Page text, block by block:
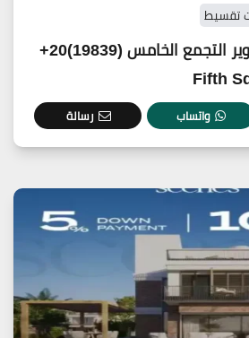
كمبوند فيفث سكوير التجمع الخامس (19839)20+
Fifth
واتساب رسالة